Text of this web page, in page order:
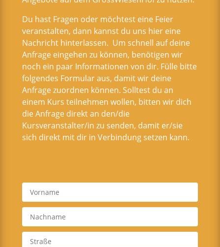
Du hast Fragen oder möchtest eine Feier
veranstalten, dann kannst du uns hier eine
Nachricht hinterlassen. Um schnell auf deine
Anfrage eingehen zu können, benötigen wir
noch ein paar Informationen von dir. Fülle bitte
folgendes Formular aus, damit wir deine
Anfrage zuordnen können. Solltest du an
einem Kurs teilnehmen wollen, bitten wir dich
die Anfrage direkt an den/die
Kursveranstalter/in zu senden, damit er/sie
sich direkt mit dir in Verbindung setzen kann.